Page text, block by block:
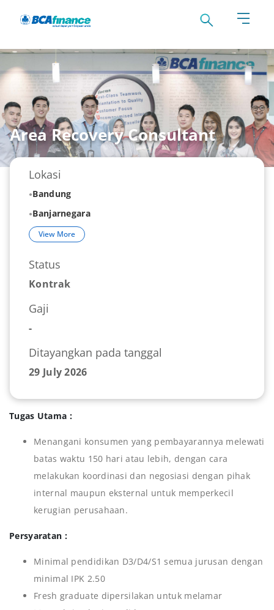
Area Recovery Consultant
Lokasi
Bandung
Banjarnegara
View More
Status
Kontrak
Gaji
-
Ditayangkan pada tanggal
29 July 2026
Tugas Utama :
Menangani konsumen yang pembayarannya melewati
batas waktu 150 hari atau lebih, dengan cara
melakukan koordinasi dan negosiasi dengan pihak
internal maupun eksternal untuk memperkecil
kerugian perusahaan.
Persyaratan :
Minimal pendidikan D3/D4/S1 semua jurusan dengan
minimal IPK 2.50
Fresh graduate dipersilakan untuk melamar